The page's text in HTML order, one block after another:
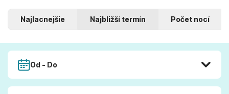
Najlacnejšie Najbližší termín Počet nocí
Od - Do